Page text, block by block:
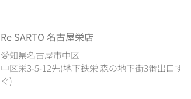
Re SARTO 名古屋栄店
愛知県名古屋市中区
中区栄3-5-12先(地下鉄栄 森の地下街3番出口す
ぐ)